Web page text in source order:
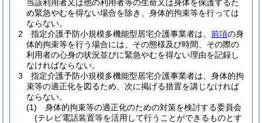
当該利用者又は他の利用者等の生命又は身体を保護するた
め緊急やむを得ない場合を除き、身体的拘束等を行っては
ならない。
2
指定介護予防小規模多機能型居宅介護事業者は、 前項の身
体的拘束等を行う場合には、その態様及び時間、その際の
利用者の心身の状況並びに緊急やむを得ない理由を記録し
なければならない。
3
指定介護予防小規模多機能型居宅介護事業者は、身体的拘
束等の適正化を図るため、次に掲げる措置を講じなければ
ならない。
(1)
身体的拘束等の適正化のための対策を検討する委員会
(テレビ電話装置等を活用して行うことができるものとす